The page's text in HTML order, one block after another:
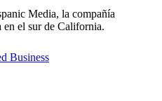
Media, la compañía
en el sur de California.
Business